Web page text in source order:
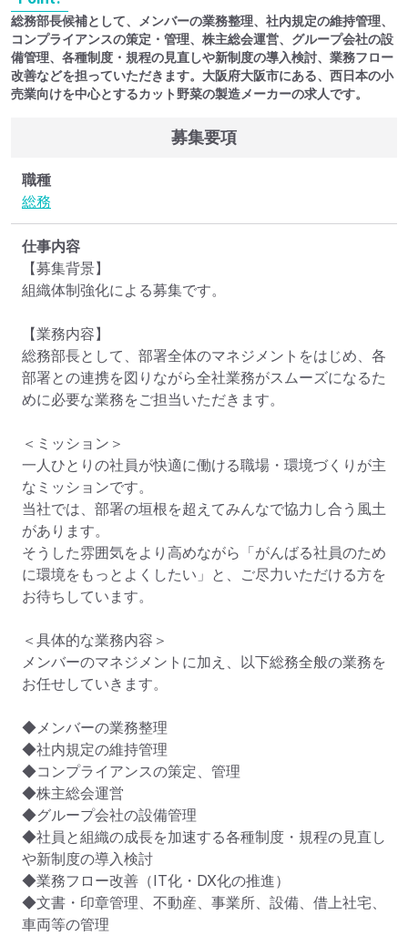
総務部長候補として、メンバーの業務整理、社内規定の維持管理、
コンプライアンスの策定・管理、株主総会運営、グループ会社の設
備管理、各種制度・規程の見直しや新制度の導入検討、業務フロー
改善などを担っていただきます。大阪府大阪市にある、西日本の小
売業向けを中心とするカット野菜の製造メーカーの求人です。
募集要項
職種
総務
仕事内容
【募集背景】
組織体制強化による募集です。
【業務内容】
総務部長として、部署全体のマネジメントをはじめ、各
部署との連携を図りながら全社業務がスムーズになるた
めに必要な業務をご担当いただきます。
＜ミッション＞
一人ひとりの社員が快適に働ける職場・環境づくりが主
なミッションです。
当社では、部署の垣根を超えてみんなで協力し合う風土
があります。
そうした雰囲気をより高めながら「がんばる社員のため
に環境をもっとよくしたい」と、ご尽力いただける方を
お待ちしています。
＜具体的な業務内容＞
メンバーのマネジメントに加え、以下総務全般の業務を
お任せしていきます。
◆メンバーの業務整理
◆社内規定の維持管理
◆コンプライアンスの策定、管理
◆株主総会運営
◆グループ会社の設備管理
◆社員と組織の成長を加速する各種制度・規程の見直し
や新制度の導入検討
◆業務フロー改善（IT化・DX化の推進）
◆文書・印章管理、不動産、事業所、設備、借上社宅、
車両等の管理